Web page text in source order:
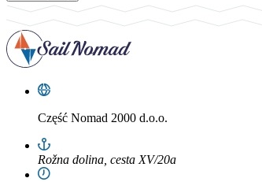
Część Nomad 2000 d.o.o.
Rožna dolina, cesta XV/20a